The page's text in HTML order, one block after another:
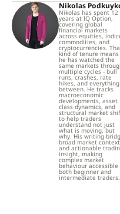
Nikolas
Nikolas has spent 12
years at IQ Option,
covering global
financial markets
across equities,
commodities, and
cryptocurrencies.
kind of tenure means
he has watched the
same markets
multiple cycles - bull
runs, crashes, rate
hikes, and
between. He tracks
macroeconomic
developments, asset
class dynamics, and
structural market
to help traders
understand not just
what is moving, but
why. His writing
broad market context
and actionable
insight, making
complex market
behaviour accessible
both beginner and
intermediate traders.